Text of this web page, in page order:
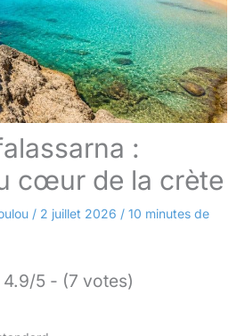
:
cœur de la crète
/ 2 juillet 2026 / 10 minutes de
4.9/5 - (7 votes)